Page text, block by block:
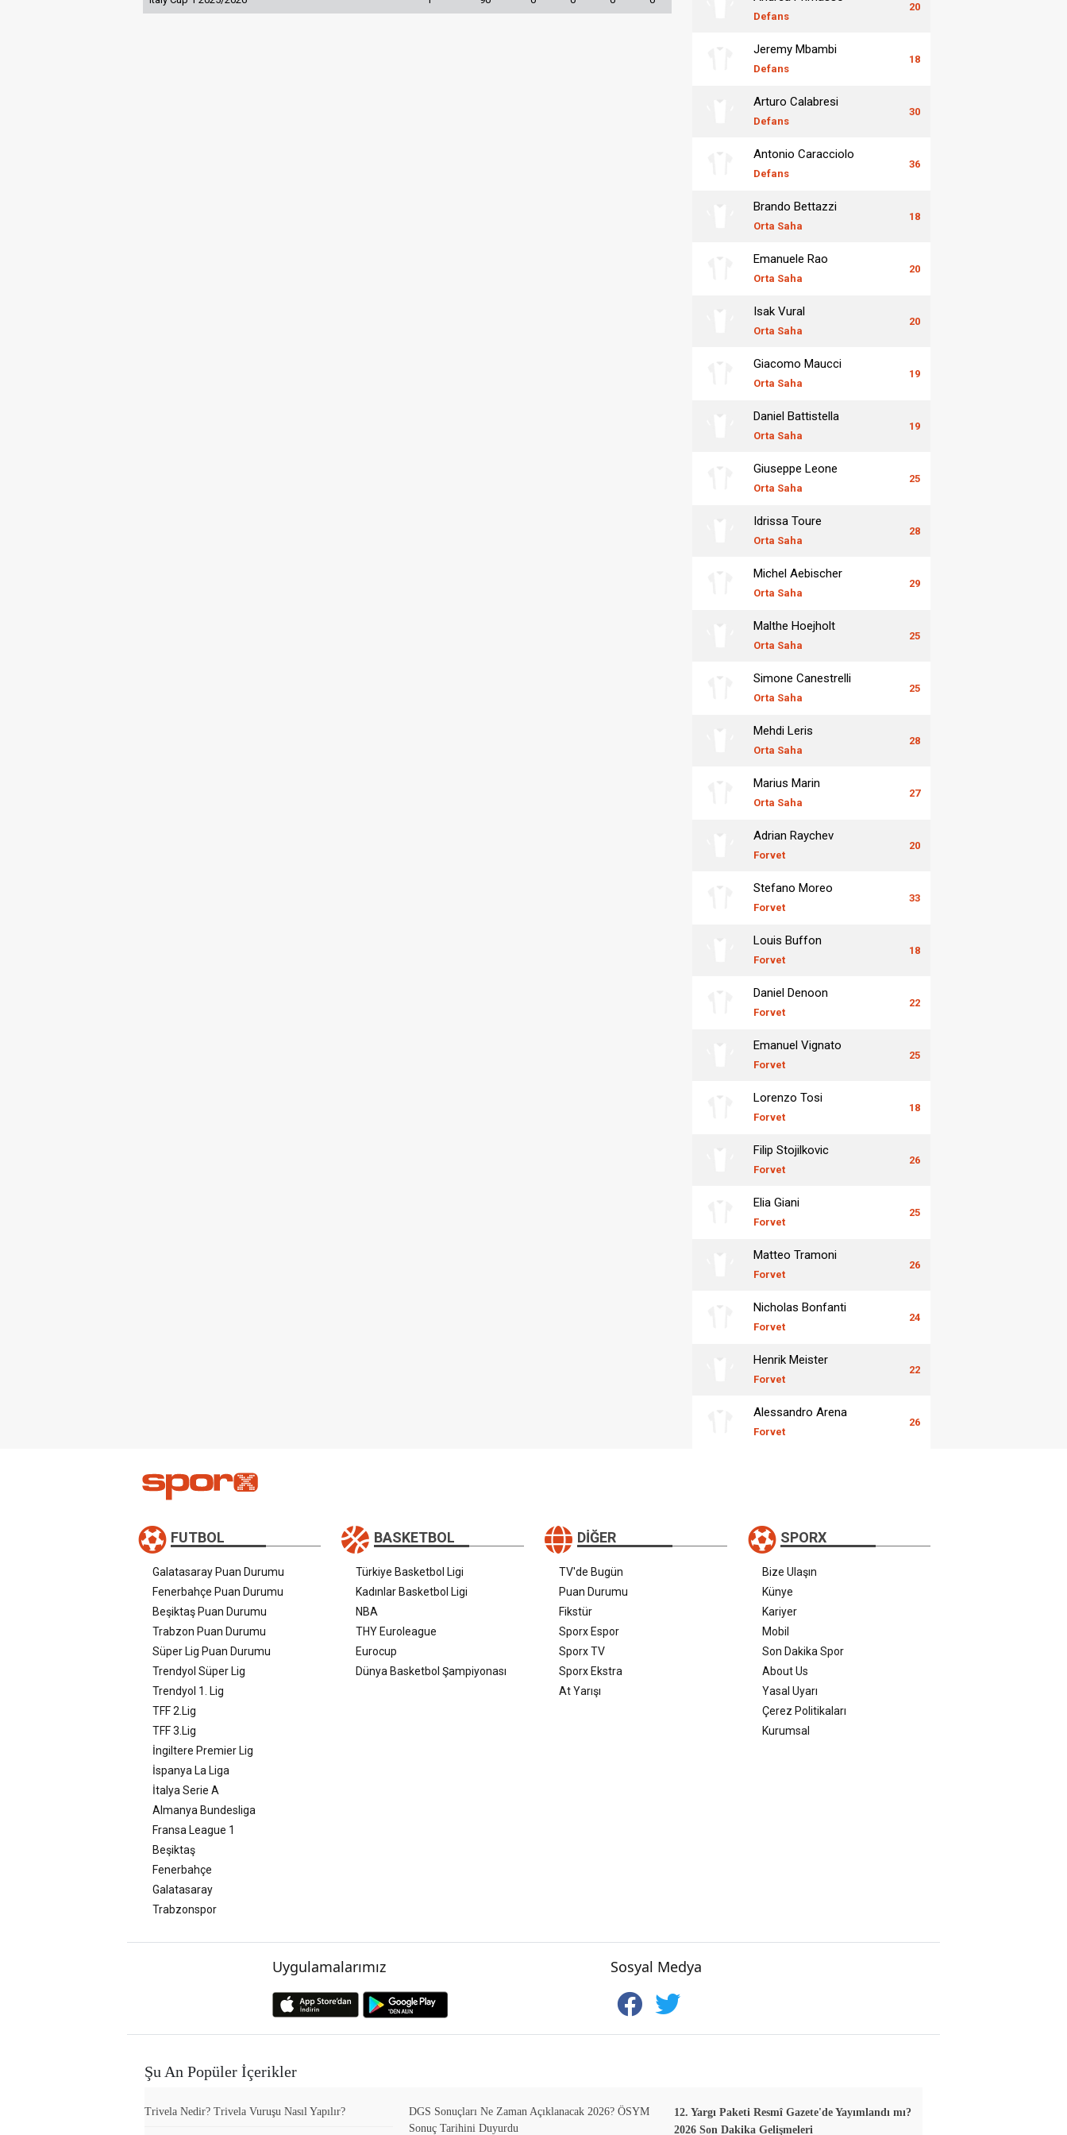
Defans
20
Jeremy Mbambi
Defans
18
Arturo Calabresi
Defans
30
Antonio Caracciolo
Defans
36
Brando Bettazzi
Orta Saha
18
Emanuele Rao
Orta Saha
20
Isak Vural
Orta Saha
20
Giacomo Maucci
Orta Saha
19
Daniel Battistella
Orta Saha
19
Giuseppe Leone
Orta Saha
25
Idrissa Toure
Orta Saha
28
Michel Aebischer
Orta Saha
29
Malthe Hoejholt
Orta Saha
25
Simone Canestrelli
Orta Saha
25
Mehdi Leris
Orta Saha
28
Marius Marin
Orta Saha
27
Adrian Raychev
Forvet
20
Stefano Moreo
Forvet
33
Louis Buffon
Forvet
18
Daniel Denoon
Forvet
22
Emanuel Vignato
Forvet
25
Lorenzo Tosi
Forvet
18
Filip Stojilkovic
Forvet
26
Elia Giani
Forvet
25
Matteo Tramoni
Forvet
26
Nicholas Bonfanti
Forvet
24
Henrik Meister
Forvet
22
Alessandro Arena
Forvet
26
FUTBOL
Galatasaray Puan Durumu
Fenerbahçe Puan Durumu
Beşiktaş Puan Durumu
Trabzon Puan Durumu
Süper Lig Puan Durumu
Trendyol Süper Lig
Trendyol 1. Lig
TFF 2.Lig
TFF 3.Lig
İngiltere Premier Lig
İspanya La Liga
İtalya Serie A
Almanya Bundesliga
Fransa League 1
Beşiktaş
Fenerbahçe
Galatasaray
Trabzonspor
BASKETBOL
Türkiye Basketbol Ligi
Kadınlar Basketbol Ligi
NBA
THY Euroleague
Eurocup
Dünya Basketbol Şampiyonası
DIĞER
TV'de Bugün
Puan Durumu
Fikstür
Sporx Espor
Sporx TV
Sporx Ekstra
At Yarışı
SPORX
Bize Ulaşın
Künye
Kariyer
Mobil
Son Dakika Spor
About Us
Yasal Uyarı
Çerez Politikaları
Kurumsal
Uygulamalarımız Sosyal Medya
Şu An Popüler İçerikler
Trivela Nedir? Trivela Vuruşu Nasıl Yapılır?
DGS Sonuçları Ne Zaman Açıklanacak 2026? ÖSYM
Sonuç Tarihini Duyurdu
12. Yargı Paketi Resmî Gazete'de Yayımlandı mı?
2026 Son Dakika Gelişmeleri